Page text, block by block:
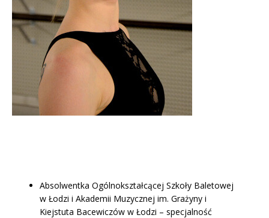
Absolwentka Ogólnokształcącej Szkoły Baletowej
w Łodzi i Akademii Muzycznej im. Grażyny i
Kiejstuta Bacewiczów w Łodzi – specjalność